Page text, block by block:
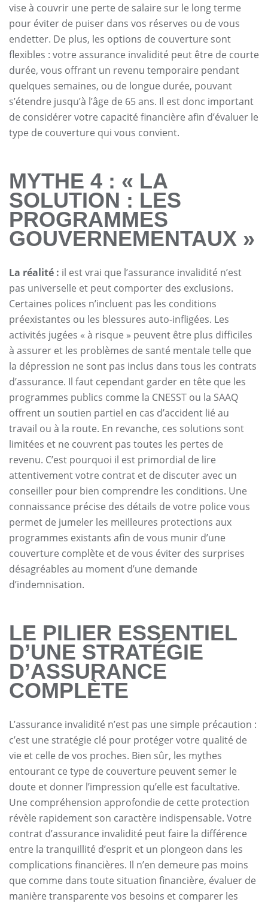
vise à couvrir une perte de salaire sur le long terme
pour éviter de puiser dans vos réserves ou de vous
endetter. De plus, les options de couverture sont
flexibles : votre assurance invalidité peut être de courte
durée, vous offrant un revenu temporaire pendant
quelques semaines, ou de longue durée, pouvant
s’étendre jusqu’à l’âge de 65 ans. Il est donc important
de considérer votre capacité financière afin d’évaluer le
type de couverture qui vous convient.
MYTHE 4 : « LA
SOLUTION : LES
PROGRAMMES
GOUVERNEMENTAUX »
La réalité : il est vrai que l’assurance invalidité n’est
pas universelle et peut comporter des exclusions.
Certaines polices n’incluent pas les conditions
préexistantes ou les blessures auto-infligées. Les
activités jugées « à risque » peuvent être plus difficiles
à assurer et les problèmes de santé mentale telle que
la dépression ne sont pas inclus dans tous les contrats
d’assurance. Il faut cependant garder en tête que les
programmes publics comme la CNESST ou la SAAQ
offrent un soutien partiel en cas d’accident lié au
travail ou à la route. En revanche, ces solutions sont
limitées et ne couvrent pas toutes les pertes de
revenu. C’est pourquoi il est primordial de lire
attentivement votre contrat et de discuter avec un
conseiller pour bien comprendre les conditions. Une
connaissance précise des détails de votre police vous
permet de jumeler les meilleures protections aux
programmes existants afin de vous munir d’une
couverture complète et de vous éviter des surprises
désagréables au moment d’une demande
d’indemnisation.
LE PILIER ESSENTIEL
D’UNE STRATÉGIE
D’ASSURANCE
COMPLÈTE
L’assurance invalidité n’est pas une simple précaution :
c’est une stratégie clé pour protéger votre qualité de
vie et celle de vos proches. Bien sûr, les mythes
entourant ce type de couverture peuvent semer le
doute et donner l’impression qu’elle est facultative.
Une compréhension approfondie de cette protection
révèle rapidement son caractère indispensable. Votre
contrat d’assurance invalidité peut faire la différence
entre la tranquillité d’esprit et un plongeon dans les
complications financières. Il n’en demeure pas moins
que comme dans toute situation financière, évaluer de
manière transparente vos besoins et comparer les